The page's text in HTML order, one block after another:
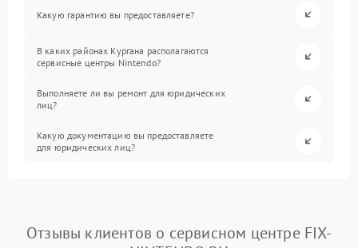
Какую гарантию вы предоставляете?
В каких районах Кургана располагаются
сервисные центры Nintendo?
Выполняете ли вы ремонт для юридических
лиц?
Какую документацию вы предоставляете
для юридических лиц?
Отзывы клиентов о сервисном центре FIX-